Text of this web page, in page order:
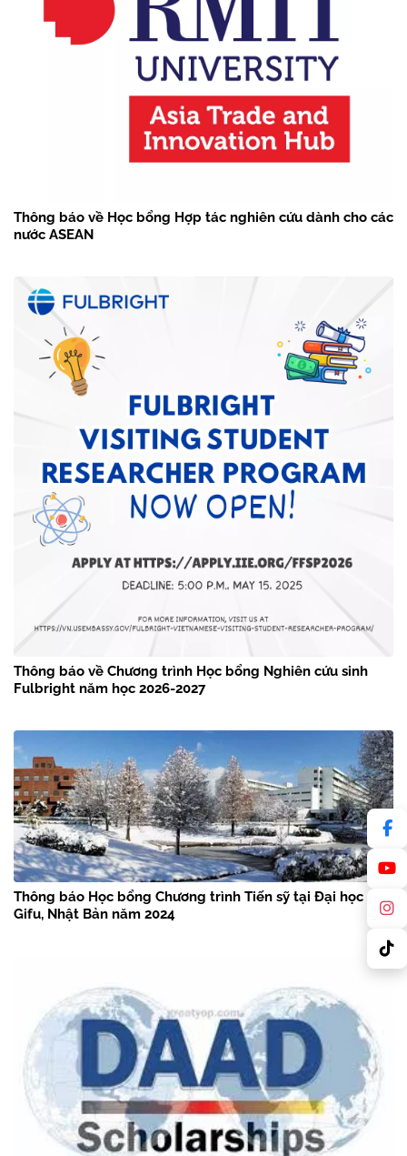
Thông báo về Học bổng Hợp tác nghiên cứu dành cho các
nước ASEAN
Thông báo về Chương trình Học bổng Nghiên cứu sinh
Fulbright năm học 2026-2027
Thông báo Học bổng Chương trình Tiến sỹ tại Đại học
Gifu, Nhật Bản năm 2024